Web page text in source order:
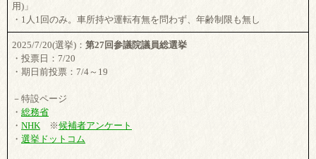
用)」
・1人1回のみ。車所持や運転有無を問わず、年齢制限も無し
2025/7/20(選挙)： 第27回参議院議員総選挙
・投票日：7/20
・期日前投票：7/4～19
－特設ページ
・ 総務省
・ NHK※候補者アンケート
・ 選挙ドットコム